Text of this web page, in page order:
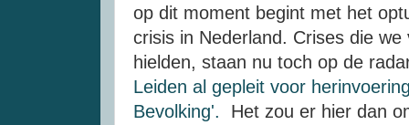
op dit moment begint met het
crisis in Nederland. Crises die
hielden, staan nu toch op de
Leiden al gepleit voor
Bevolking'. Het zou er hier dan